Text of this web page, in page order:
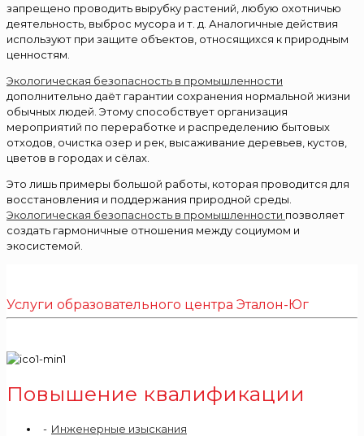
запрещено проводить вырубку растений, любую охотничью
деятельность, выброс мусора и т. д. Аналогичные действия
используют при защите объектов, относящихся к природным
ценностям.
Экологическая безопасность в промышленности
дополнительно даёт гарантии сохранения нормальной жизни
обычных людей. Этому способствует организация
мероприятий по переработке и распределению бытовых
отходов, очистка озер и рек, высаживание деревьев, кустов,
цветов в городах и сёлах.
Это лишь примеры большой работы, которая проводится для
восстановления и поддержания природной среды.
Экологическая безопасность в промышленности позволяет
создать гармоничные отношения между социумом и
экосистемой.
Услуги образовательного центра Эталон-Юг
Повышение квалификации
Инженерные изыскания